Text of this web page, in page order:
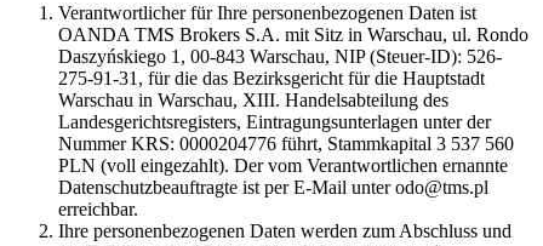
Verantwortlicher für Ihre personenbezogenen Daten ist
OANDA TMS Brokers S.A. mit Sitz in Warschau, ul. Rondo
Daszyńskiego 1, 00-843 Warschau, NIP (Steuer-ID): 526-
275-91-31, für die das Bezirksgericht für die Hauptstadt
Warschau in Warschau, XIII. Handelsabteilung des
Landesgerichtsregisters, Eintragungsunterlagen unter der
Nummer KRS: 0000204776 führt, Stammkapital 3 537 560
PLN (voll eingezahlt). Der vom Verantwortlichen ernannte
Datenschutzbeauftragte ist per E-Mail unter odo@tms.pl
erreichbar.
Ihre personenbezogenen Daten werden zum Abschluss und